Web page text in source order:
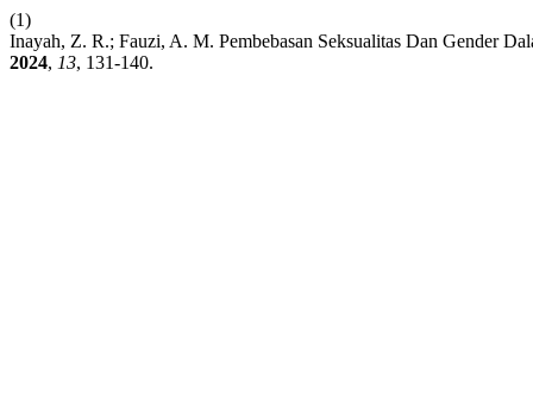
(1)
Inayah, Z. R.; Fauzi, A. M. Pembebasan Seksualitas Dan Gender
2024, 13, 131-140.